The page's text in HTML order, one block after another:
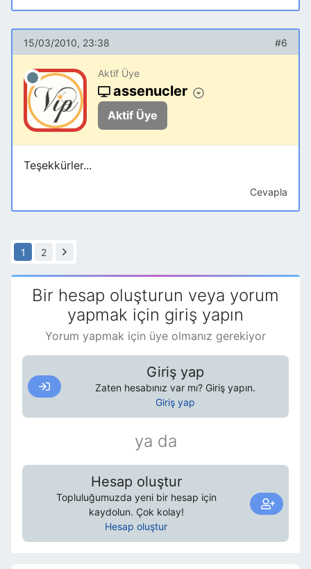
15/03/2010, 23:38 #6
Aktif Üye
assenucler
Aktif Üye
Teşekkürler...
Cevapla
1 2
Bir hesap oluşturun veya yorum
yapmak için giriş yapın
Yorum yapmak için üye olmanız gerekiyor
Giriş yap
Zaten hesabınız var mı? Giriş yapın.
Giriş yap
ya da
Hesap oluştur
Topluluğumuzda yeni bir hesap için
kaydolun. Çok kolay!
Hesap oluştur